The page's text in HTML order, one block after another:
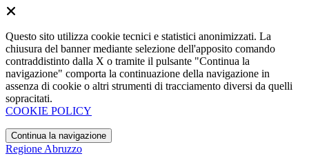
Questo sito utilizza cookie tecnici e statistici anonimizzati. La
chiusura del banner mediante selezione dell'apposito comando
contraddistinto dalla X o tramite il pulsante "Continua la
navigazione" comporta la continuazione della navigazione in
assenza di cookie o altri strumenti di tracciamento diversi da quelli
sopracitati.
COOKIE POLICY
Continua la navigazione
Regione Abruzzo